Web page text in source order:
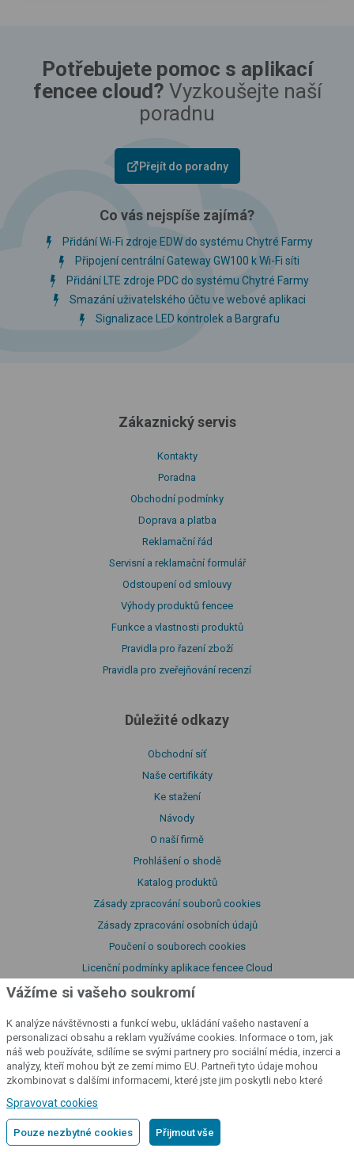
Potřebujete pomoc s aplikací
fencee cloud? Vyzkoušejte naší
poradnu
Přejít do poradny
Co vás nejspíše zajímá?
Přidání Wi-Fi zdroje EDW do systému Chytré Farmy
Připojení centrální Gateway GW100 k Wi-Fi síti
Přidání LTE zdroje PDC do systému Chytré Farmy
Smazání uživatelského účtu ve webové aplikaci
Signalizace LED kontrolek a Bargrafu
Zákaznický servis
Kontakty
Poradna
Obchodní podmínky
Doprava a platba
Reklamační řád
Servisní a reklamační formulář
Odstoupení od smlouvy
Výhody produktů fencee
Funkce a vlastnosti produktů
Pravidla pro řazení zboží
Pravidla pro zveřejňování recenzí
Důležité odkazy
Obchodní síť
Naše certifikáty
Ke stažení
Návody
O naší firmě
Prohlášení o shodě
Katalog produktů
Zásady zpracování souborů cookies
Zásady zpracování osobních údajů
Poučení o souborech cookies
Licenční podmínky aplikace fencee Cloud
Prohlášení o přístupnosti
cloud
Kontrolujte své ohradníkyodkudkoliv
Přihlásit se do cloudu
Vážíme si vašeho soukromí
K analýze návštěvnosti a funkcí webu, ukládání vašeho nastavení a
personalizaci obsahu a reklam využíváme cookies. Informace o tom, jak
náš web používáte, sdílíme se svými partnery pro sociální média, inzerci a
analýzy, kteří mohou být ze zemí mimo EU. Partneři tyto údaje mohou
zkombinovat s dalšími informacemi, které jste jim poskytli nebo které
Spravovat cookies
Pouze nezbytné cookies Přijmout vše